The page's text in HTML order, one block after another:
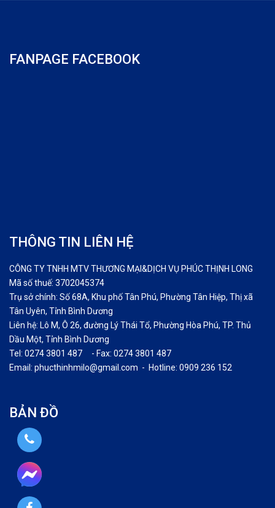
FANPAGE FACEBOOK
THÔNG TIN LIÊN HỆ
CÔNG TY TNHH MTV THƯƠNG MẠI&DỊCH VỤ PHÚC THỊNH LONG
Mã số thuế: 3702045374
Trụ sở chính: Số 68A, Khu phố Tân Phú, Phường Tân Hiệp, Thị xã
Tân Uyên, Tỉnh Bình Dương
Liên hệ: Lô M, Ô 26, đường Lý Thái Tổ, Phường Hòa Phú, TP. Thủ
Dầu Một, Tỉnh Bình Dương
Tel: 0274 3801 487 - Fax: 0274 3801 487
Email: phucthinhmilo@gmail.com - Hotline: 0909 236 152
BẢN ĐỒ